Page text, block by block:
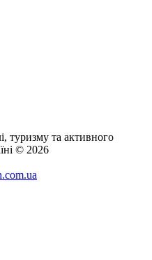
туризму та активного
© 2026